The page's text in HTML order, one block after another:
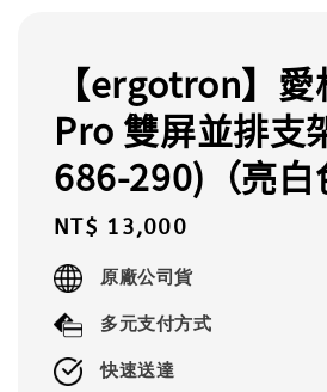
【ergotron】愛
Pro 雙屏並排支
686-290)（亮白
Regular
price
NT$ 13,000
原廠公司貨
多元支付方式
快速送達